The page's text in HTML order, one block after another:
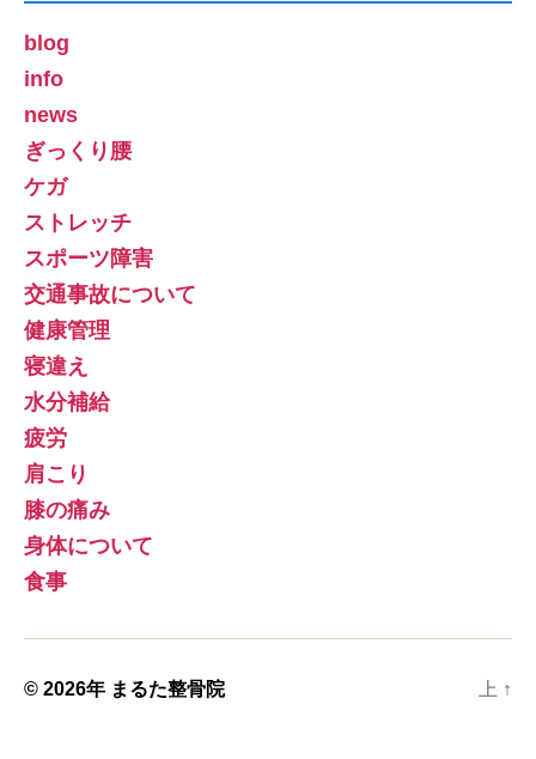
blog
info
news
ぎっくり腰
ケガ
ストレッチ
スポーツ障害
交通事故について
健康管理
寝違え
水分補給
疲労
肩こり
膝の痛み
身体について
食事
© 2026年 まるた整骨院 上 ↑